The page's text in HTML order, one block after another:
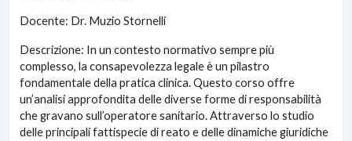
Docente: Dr. Muzio Stornelli
Descrizione: In un contesto normativo sempre più
complesso, la consapevolezza legale è un pilastro
fondamentale della pratica clinica. Questo corso offre
un’analisi approfondita delle diverse forme di responsabilità
che gravano sull’operatore sanitario. Attraverso lo studio
delle principali fattispecie di reato e delle dinamiche giuridiche